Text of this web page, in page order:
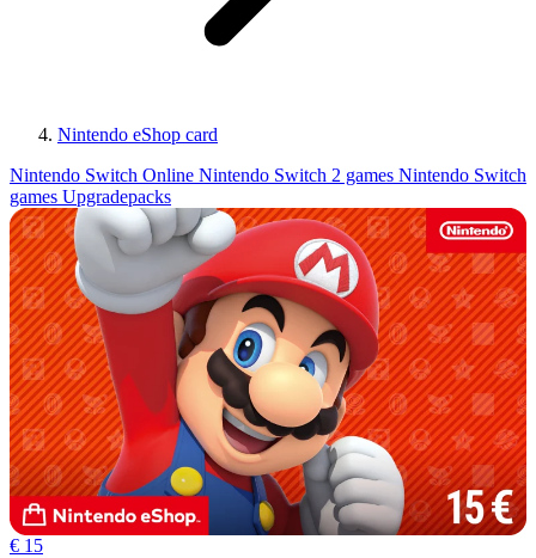
Nintendo eShop card
Nintendo Switch Online Nintendo Switch 2 games Nintendo Switch
games Upgradepacks
€ 15